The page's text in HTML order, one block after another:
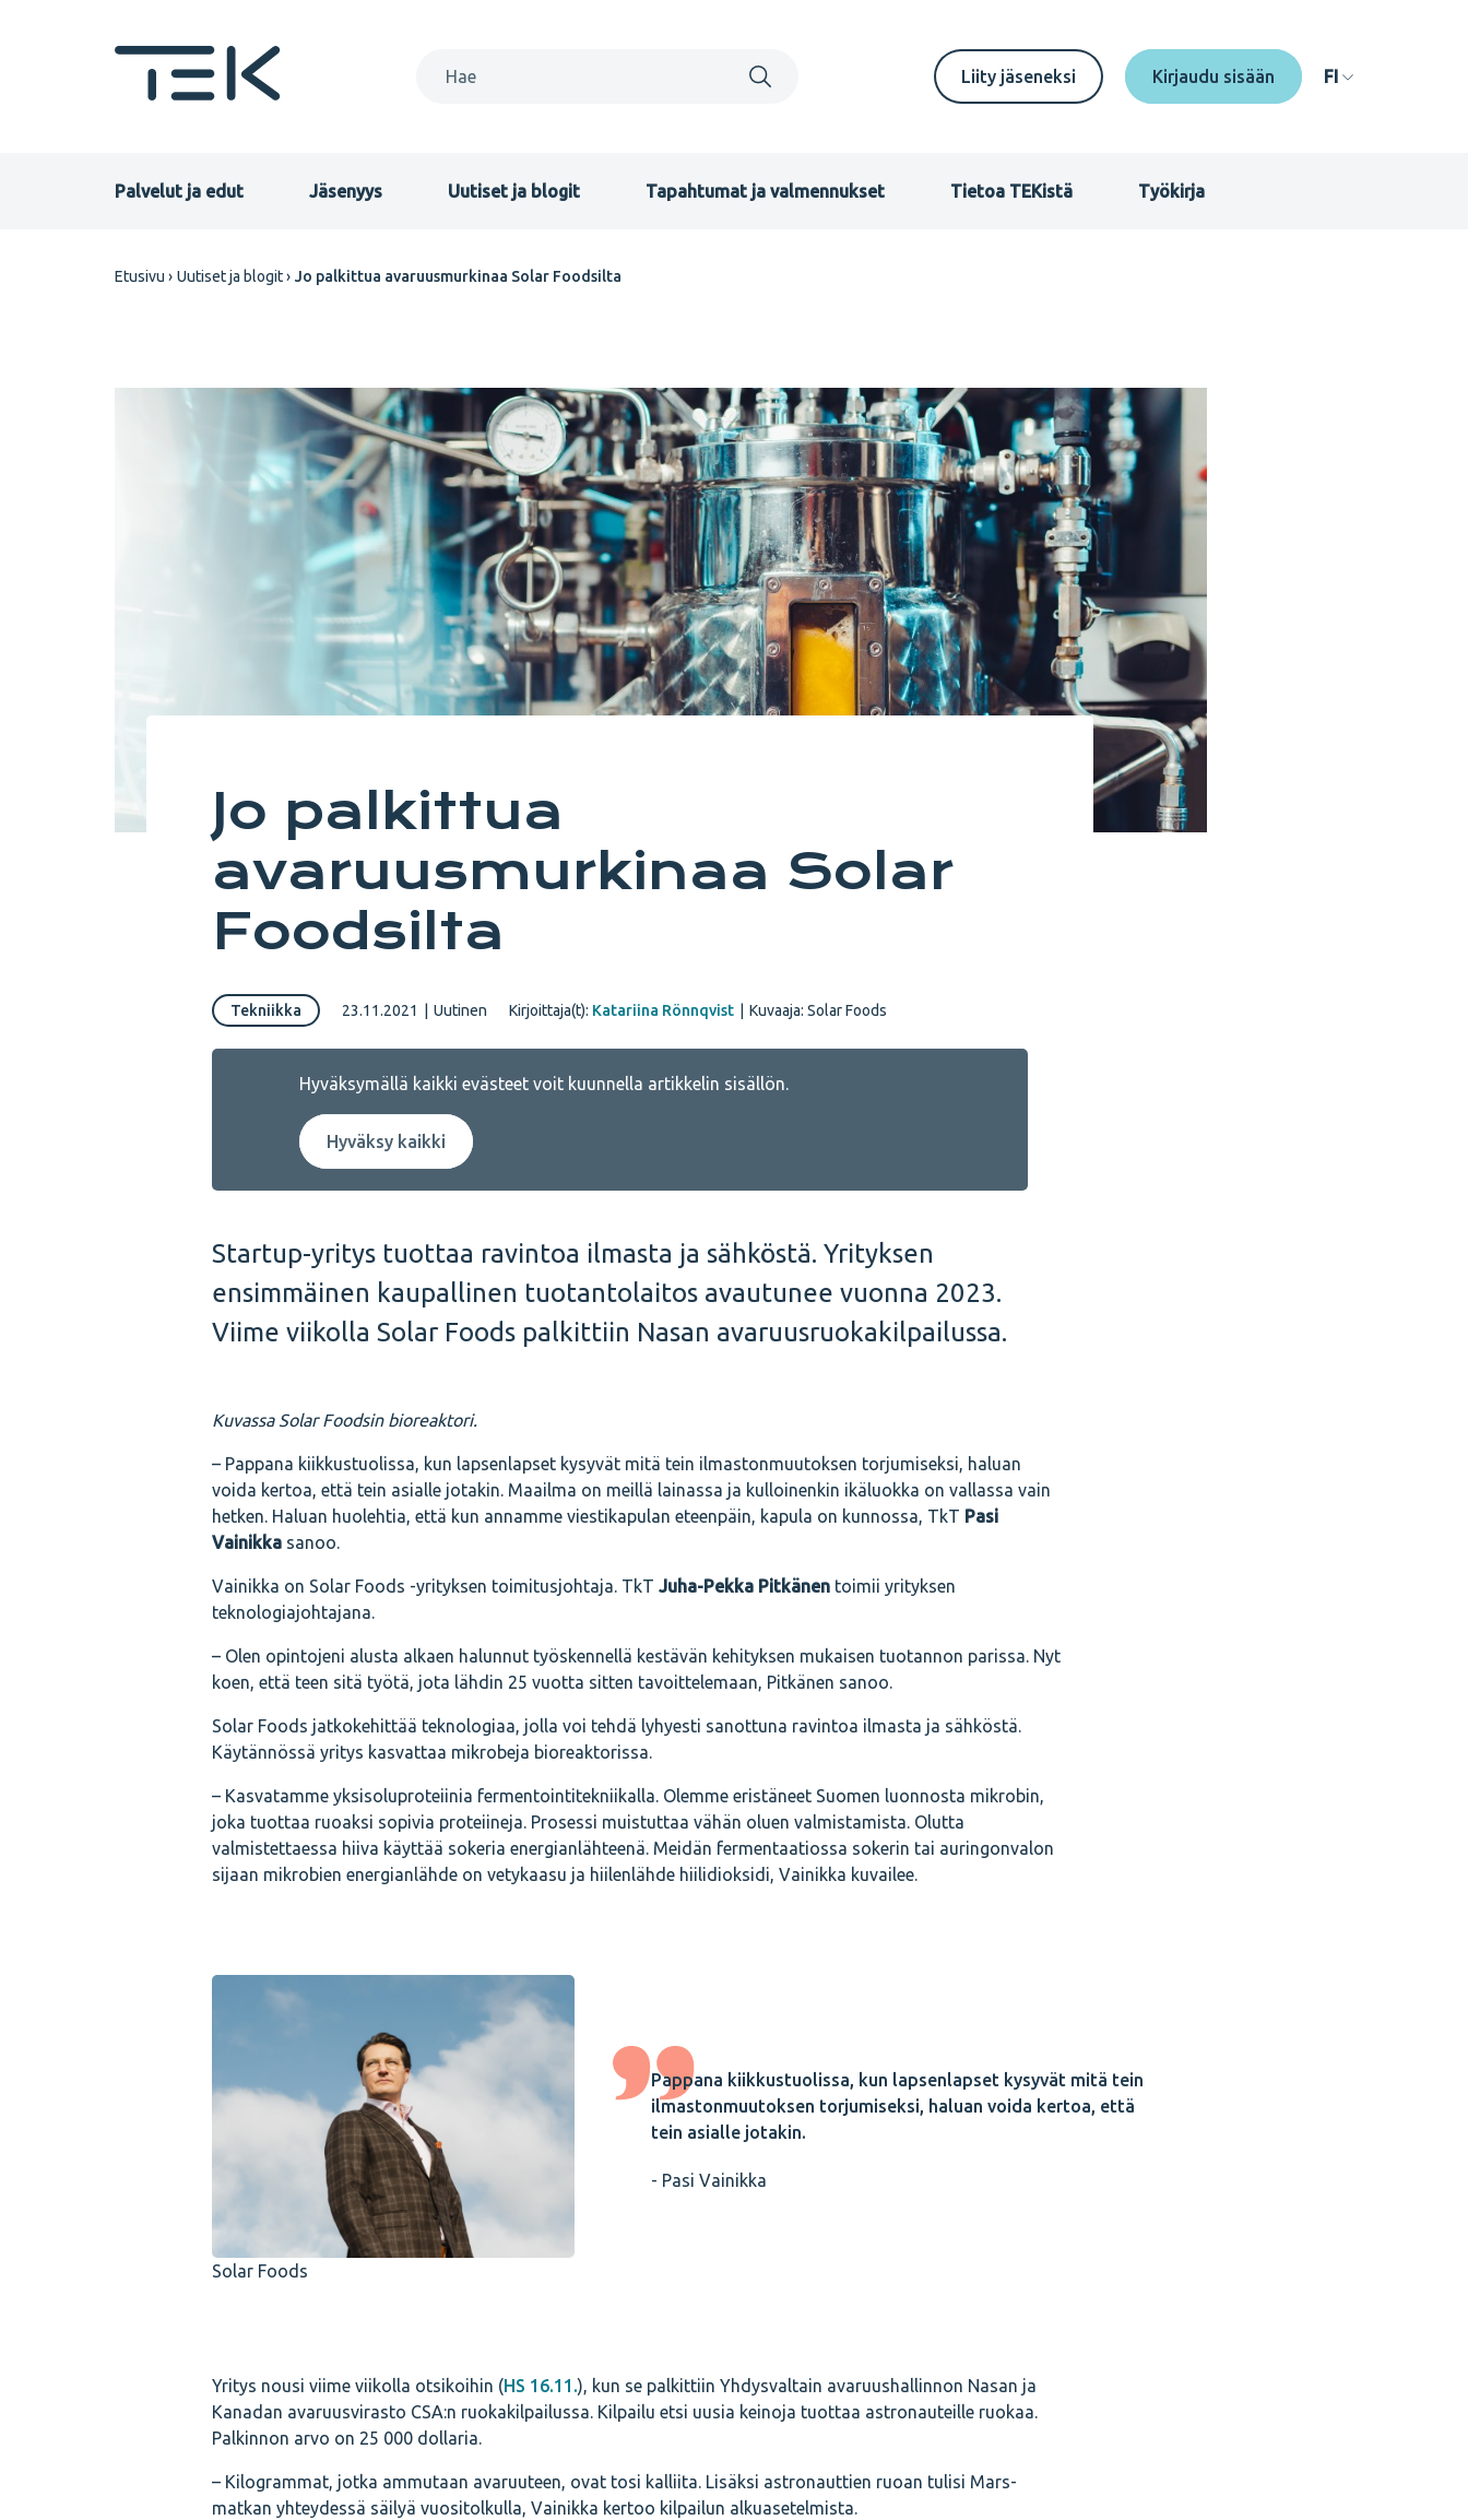
Secondary
FI
Liity jäseneksi FI
Primary
Palvelut ja edut Jäsenyys Uutiset ja blogit Tapahtumat ja valmennukset Tietoa TEKistä Työkirja
Etusivu Uutiset ja blogit Jo palkittua avaruusmurkinaa Solar Foodsilta
Jo palkittua
avaruusmurkinaa Solar
Foodsilta
Tekniikka 23.11.2021 Uutinen Kirjoittaja(t): Katariina Rönnqvist Kuvaaja: Solar Foods
Hyväksymällä kaikki evästeet voit kuunnella artikkelin sisällön.
Hyväksy kaikki
Startup-yritys tuottaa ravintoa ilmasta ja sähköstä. Yrityksen
ensimmäinen kaupallinen tuotantolaitos avautunee vuonna 2023.
Viime viikolla Solar Foods palkittiin Nasan avaruusruokakilpailussa.
Kuvassa Solar Foodsin bioreaktori.
– Pappana kiikkustuolissa, kun lapsenlapset kysyvät mitä tein ilmastonmuutoksen torjumiseksi, haluan
voida kertoa, että tein asialle jotakin. Maailma on meillä lainassa ja kulloinenkin ikäluokka on vallassa vain
hetken. Haluan huolehtia, että kun annamme viestikapulan eteenpäin, kapula on kunnossa, TkT Pasi
Vainikka sanoo.
Vainikka on Solar Foods -yrityksen toimitusjohtaja. TkT Juha-Pekka Pitkänen toimii yrityksen
teknologiajohtajana.
– Olen opintojeni alusta alkaen halunnut työskennellä kestävän kehityksen mukaisen tuotannon parissa. Nyt
koen, että teen sitä työtä, jota lähdin 25 vuotta sitten tavoittelemaan, Pitkänen sanoo.
Solar Foods jatkokehittää teknologiaa, jolla voi tehdä lyhyesti sanottuna ravintoa ilmasta ja sähköstä.
Käytännössä yritys kasvattaa mikrobeja bioreaktorissa.
– Kasvatamme yksisoluproteiinia fermentointitekniikalla. Olemme eristäneet Suomen luonnosta mikrobin,
joka tuottaa ruoaksi sopivia proteiineja. Prosessi muistuttaa vähän oluen valmistamista. Olutta
valmistettaessa hiiva käyttää sokeria energianlähteenä. Meidän fermentaatiossa sokerin tai auringonvalon
sijaan mikrobien energianlähde on vetykaasu ja hiilenlähde hiilidioksidi, Vainikka kuvailee.
Solar Foods
Pappana kiikkustuolissa, kun lapsenlapset kysyvät mitä tein
ilmastonmuutoksen torjumiseksi, haluan voida kertoa, että
tein asialle jotakin.
- Pasi Vainikka
Yritys nousi viime viikolla otsikoihin (HS 16.11.), kun se palkittiin Yhdysvaltain avaruushallinnon Nasan ja
Kanadan avaruusvirasto CSA:n ruokakilpailussa. Kilpailu etsi uusia keinoja tuottaa astronauteille ruokaa.
Palkinnon arvo on 25 000 dollaria.
– Kilogrammat, jotka ammutaan avaruuteen, ovat tosi kalliita. Lisäksi astronauttien ruoan tulisi Mars-
matkan yhteydessä säilyä vuositolkulla, Vainikka kertoo kilpailun alkuasetelmista.